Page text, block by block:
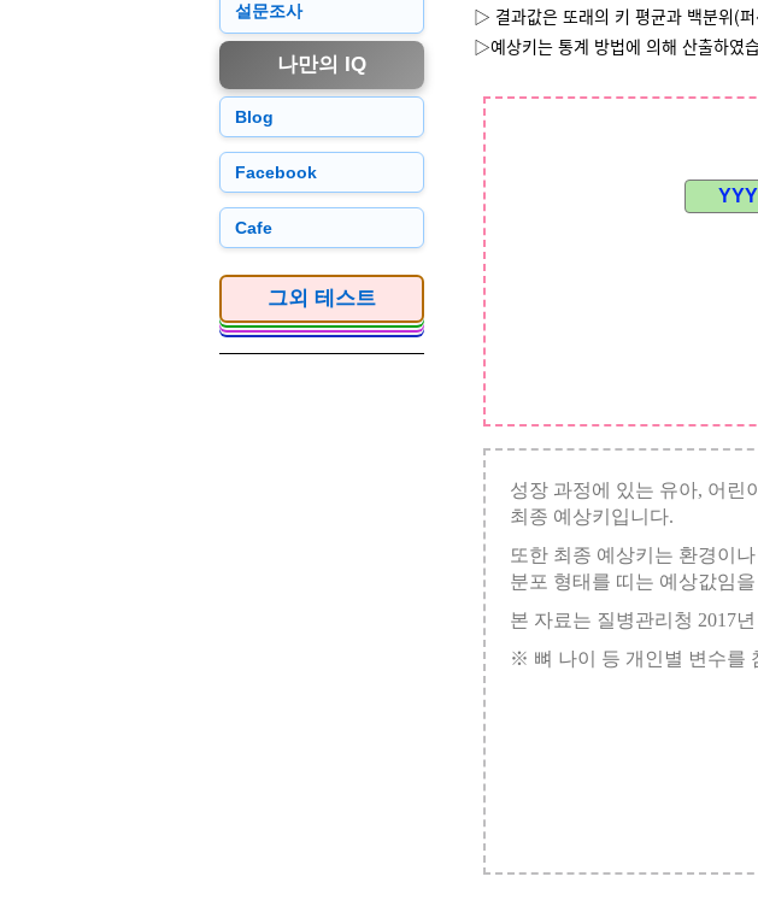
▷ 결과값은 또래의 키 평균과 백분위(
▷예상키는 통계 방법에 의해 산출하였
설문조사
나만의 IQ
Blog
Facebook
Cafe
그외 테스트